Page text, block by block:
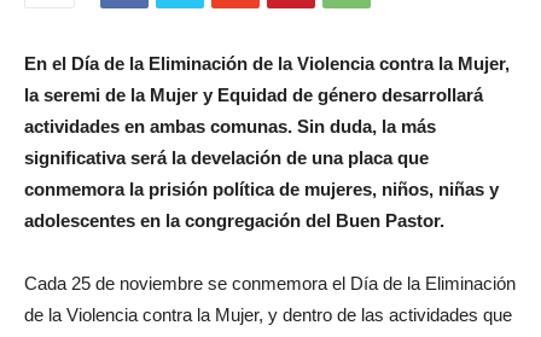
En el Día de la Eliminación de la Violencia contra la Mujer,
la seremi de la Mujer y Equidad de género desarrollará
actividades en ambas comunas. Sin duda, la más
significativa será la develación de una placa que
conmemora la prisión política de mujeres, niños, niñas y
adolescentes en la congregación del Buen Pastor.
Cada 25 de noviembre se conmemora el Día de la Eliminación
de la Violencia contra la Mujer, y dentro de las actividades que